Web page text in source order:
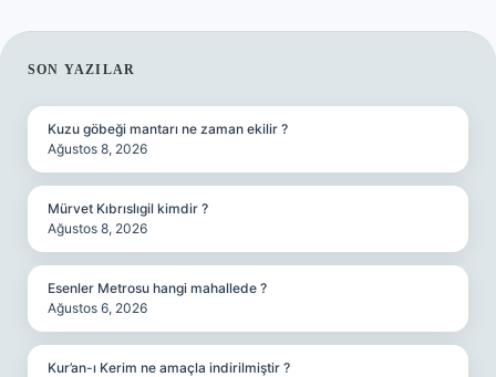
SIDEBAR
SON YAZILAR
Kuzu göbeği mantarı ne zaman ekilir ?
Ağustos 8, 2026
Mürvet Kıbrıslıgil kimdir ?
Ağustos 8, 2026
Esenler Metrosu hangi mahallede ?
Ağustos 6, 2026
Kur’an-ı Kerim ne amaçla indirilmiştir ?